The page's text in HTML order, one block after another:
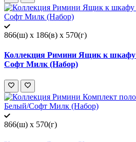
866(ш) x 186(в) x 570(г)
Коллекция Римини Ящик к шкафу
Софт Милк (Набор)
866(ш) x 570(г)